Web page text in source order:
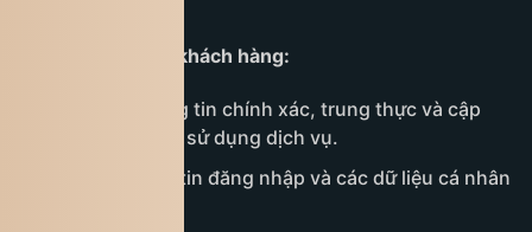
Trách nhiệm của khách hàng:
Cung cấp thông tin chính xác, trung thực và cập
nhật đầy đủ khi sử dụng dịch vụ.
Bảo mật thông tin đăng nhập và các dữ liệu cá nhân